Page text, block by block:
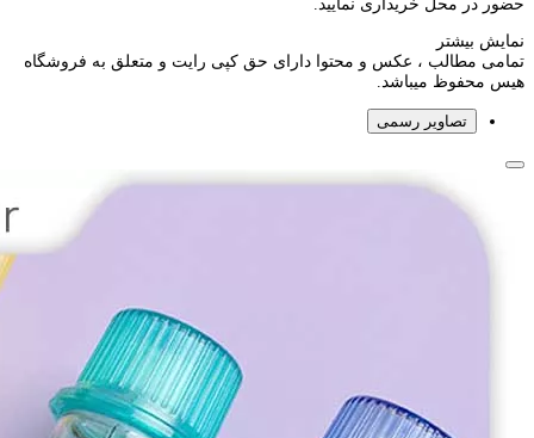
حضور در محل خریداری نمایید.
نمایش بیشتر
تمامی مطالب ، عکس و محتوا دارای حق کپی رایت و متعلق به فروشگاه
هیس محفوظ میباشد.
تصاویر رسمی